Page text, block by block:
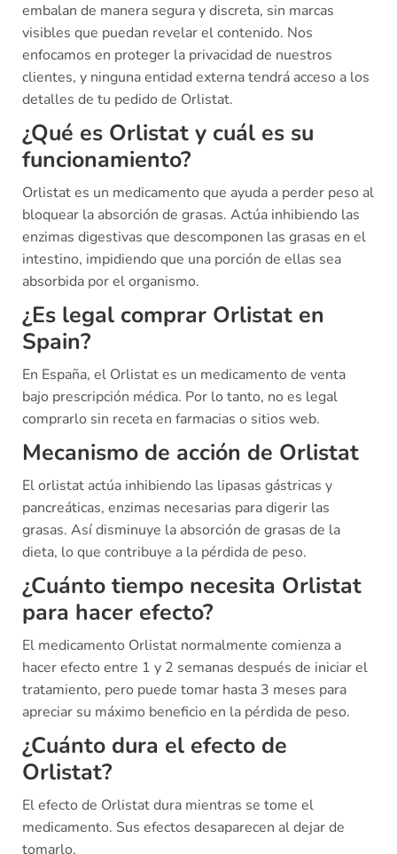
embalan de manera segura y discreta, sin marcas
visibles que puedan revelar el contenido. Nos
enfocamos en proteger la privacidad de nuestros
clientes, y ninguna entidad externa tendrá acceso a los
detalles de tu pedido de Orlistat.
¿Qué es Orlistat y cuál es su
funcionamiento?
Orlistat es un medicamento que ayuda a perder peso al
bloquear la absorción de grasas. Actúa inhibiendo las
enzimas digestivas que descomponen las grasas en el
intestino, impidiendo que una porción de ellas sea
absorbida por el organismo.
¿Es legal comprar Orlistat en
Spain?
En España, el Orlistat es un medicamento de venta
bajo prescripción médica. Por lo tanto, no es legal
comprarlo sin receta en farmacias o sitios web.
Mecanismo de acción de Orlistat
El orlistat actúa inhibiendo las lipasas gástricas y
pancreáticas, enzimas necesarias para digerir las
grasas. Así disminuye la absorción de grasas de la
dieta, lo que contribuye a la pérdida de peso.
¿Cuánto tiempo necesita Orlistat
para hacer efecto?
El medicamento Orlistat normalmente comienza a
hacer efecto entre 1 y 2 semanas después de iniciar el
tratamiento, pero puede tomar hasta 3 meses para
apreciar su máximo beneficio en la pérdida de peso.
¿Cuánto dura el efecto de
Orlistat?
El efecto de Orlistat dura mientras se tome el
medicamento. Sus efectos desaparecen al dejar de
tomarlo.